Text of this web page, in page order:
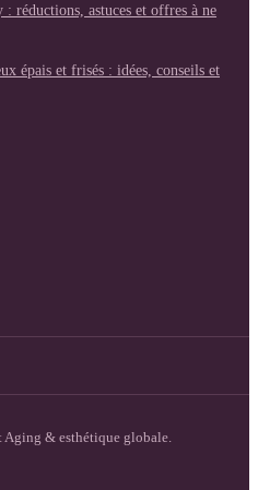
réductions, astuces et offres à ne
épais et frisés : idées, conseils et
& esthétique globale.